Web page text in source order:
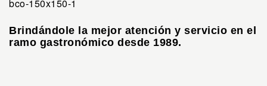
Brindándole la mejor atención y servicio en el
ramo gastronómico desde 1989.